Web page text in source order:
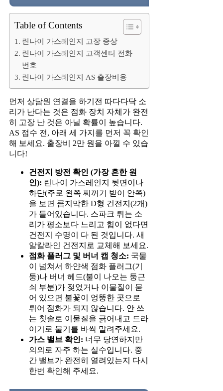
Table of Contents
린나이 가스레인지 고장 증상
린나이 가스레인지 고객센터 전화
번호
린나이 가스레인지 AS 출장비용
먼저 상담원 연결을 하기전 따다다닥 소
리가 난다는 것은 점화 장치 자체가 완전
히 고장 난 것은 아닐 확률이 높습니다.
AS 접수 전, 아래 세 가지를 먼저 꼭 확인
해 보세요. 출장비 2만 원을 아낄 수 있습
니다!
건전지 방전 확인 (가장 흔한 원
인): 린나이 가스레인지 뒷면이나
하단(주로 왼쪽 찌꺼기 받이 안쪽)
을 보면 큼지막한 D형 건전지(2개)
가 들어있습니다. 스파크 튀는 소
리가 평소보다 느리고 힘이 없다면
건전지 수명이 다 된 것입니다. 새
알칼라인 건전지로 교체해 보세요.
점화 플러그 및 버너 캡 청소: 국물
이 넘쳐서 하얀색 점화 플러그(기
둥)나 버너 헤드(불이 나오는 둥근
쇠 부분)가 젖었거나 이물질이 묻
어 있으면 불꽃이 엉뚱한 곳으로
튀어 점화가 되지 않습니다. 안 쓰
는 칫솔로 이물질을 긁어내고 드라
이기로 물기를 바싹 말려주세요.
가스 밸브 확인: 너무 당연하지만
의외로 자주 하는 실수입니다. 중
간 밸브가 완전히 열려있는지 다시
한번 확인해 주세요.